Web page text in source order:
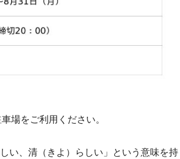
場をご利用ください。
い、清（きよ）らしい」という意味を持